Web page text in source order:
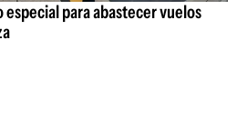
para abastecer vuelos